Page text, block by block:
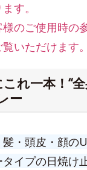
す。
のご使用時の
いただけます。
れ一本！“
ー
・頭皮・顔の
イプの日焼け